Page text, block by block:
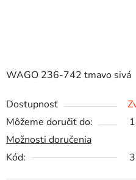
WAGO 236-742 tmavo sivá
Dostupnosť
Môžeme doručiť do:
Možnosti doručenia
Kód: